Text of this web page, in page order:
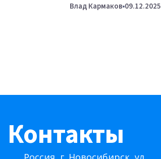
Влад Кармаков 09.12.2025
Контакты